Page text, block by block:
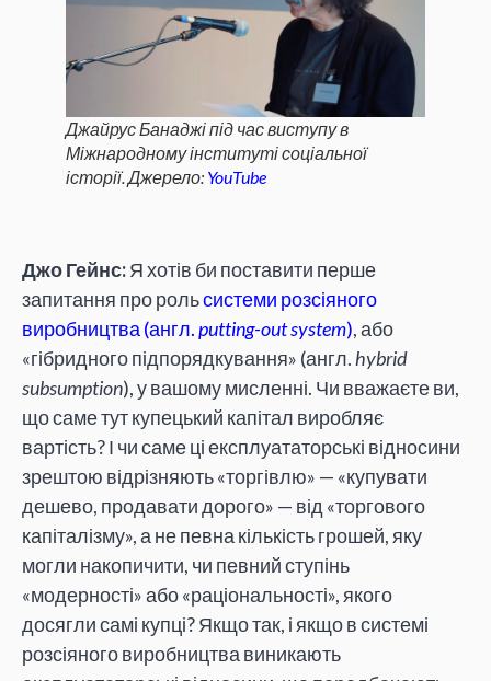
Джайрус Банаджі під час виступу в
Міжнародному інституті соціальної
історії. Джерело: YouTube
Джо Гейнс:Я хотів би поставити перше
запитання про рольсистеми розсіяного
виробництва (англ.putting-out system), або
«гібридного підпорядкування» (англ. hybrid
subsumption), у вашому мисленні. Чи вважаєте ви,
що саме тут купецький капітал виробляє
вартість? І чи саме ці експлуататорські відносини
зрештою відрізняють «торгівлю» — «купувати
дешево, продавати дорого» — від «торгового
капіталізму», а не певна кількість грошей, яку
могли накопичити, чи певний ступінь
«модерності» або «раціональності», якого
досягли самі купці? Якщо так, і якщо в системі
розсіяного виробництва виникають